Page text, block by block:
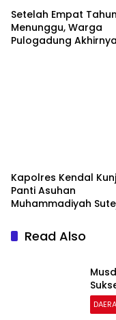
Setelah Empat Tahun
Menunggu, Warga
Pulogadung Akhirnya
Kapolres Kendal
Panti Asuhan
Muhammadiyah
Masyarakat
Read Also